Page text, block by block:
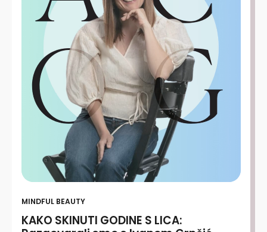
MINDFUL BEAUTY
KAKO SKINUTI GODINE S LICA: